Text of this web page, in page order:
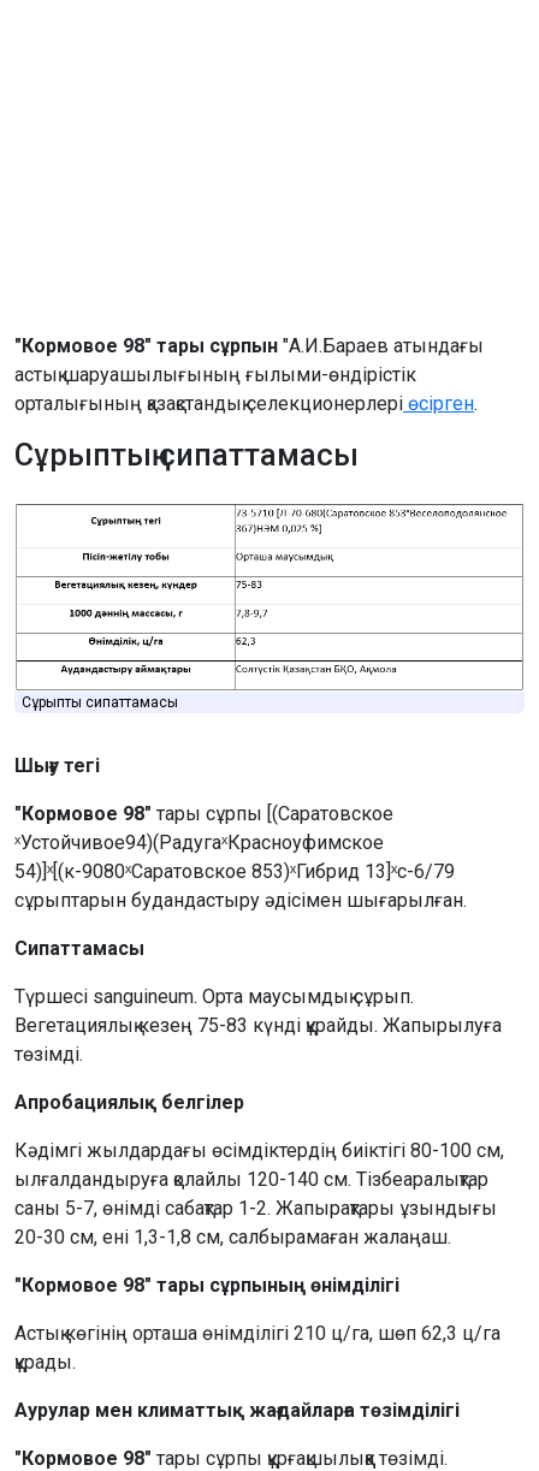
"Кормовое 98" тары сұрпын "А.И.Бараев атындағы
астық шаруашылығының ғылыми-өндірістік
орталығының қазақстандық селекционерлері өсірген.
Сұрыптың сипаттамасы
Сұрыптың сипаттамасы
Шығу тегі
"Кормовое 98" тары сұрпы [(Саратовское
ˣУстойчивое94)(РадугаˣКрасноуфимское
54)]ˣ[(к-9080ˣСаратовское 853)ˣГибрид 13]ˣс-6/79
сұрыптарын будандастыру әдісімен шығарылған.
Сипаттамасы
Түршесі sanguineum. Орта маусымдық сұрып.
Вегетациялық кезең 75-83 күнді құрайды. Жапырылуға
төзімді.
Апробациялық белгілер
Кәдімгі жылдардағы өсімдіктердің биіктігі 80-100 см,
ылғалдандыруға қолайлы 120-140 см. Тізбеаралықтар
саны 5-7, өнімді сабақтар 1-2. Жапырақтары ұзындығы
20-30 см, ені 1,3-1,8 см, салбырамаған жалаңаш.
"Кормовое 98" тары сұрпының өнімділігі
Астық көгінің орташа өнімділігі 210 ц/га, шөп 62,3 ц/га
құрады.
Аурулар мен климаттық жағдайларға төзімділігі
"Кормовое 98" тары сұрпы құрғақшылыққа төзімді.